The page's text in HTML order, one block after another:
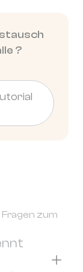
?
zum